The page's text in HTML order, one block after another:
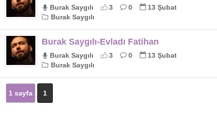
Burak Saygılı 3 0
13 Şubat
Burak Saygılı
Burak Saygılı-Evladı Fatihan
Burak Saygılı 3 0
13 Şubat
Burak Saygılı
1 sayfa 1